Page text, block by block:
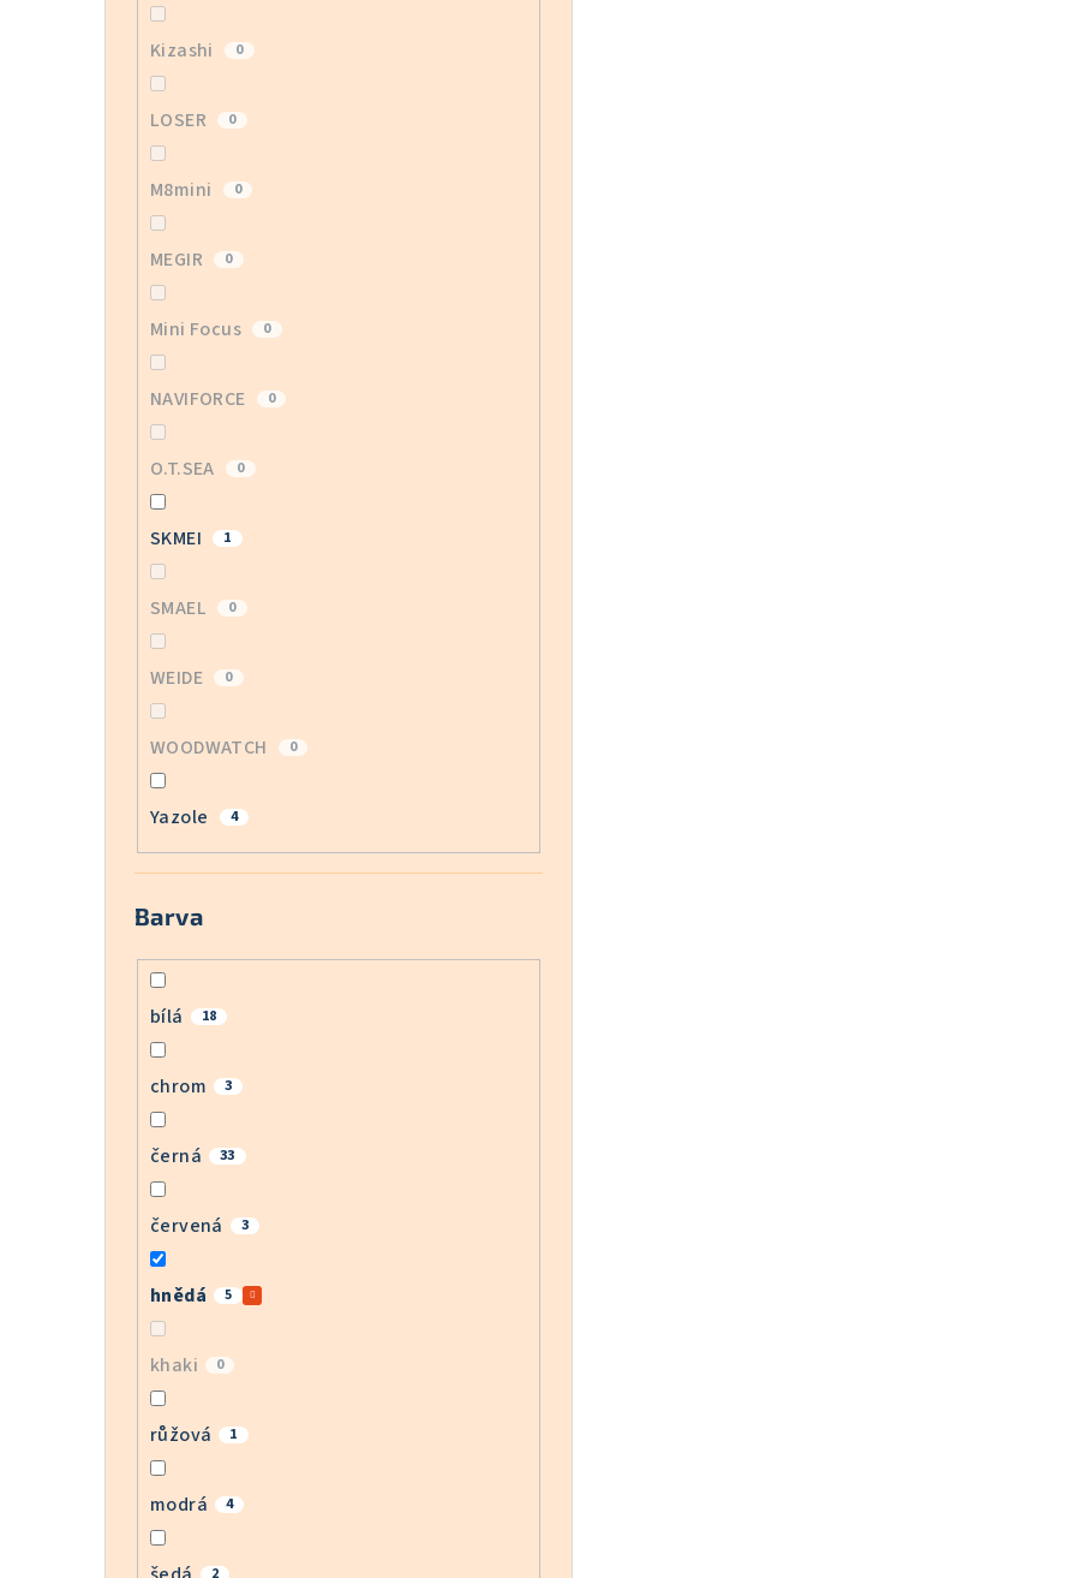
Kizashi 0
LOSER 0
M8mini 0
MEGIR 0
Mini Focus 0
NAVIFORCE 0
O.T.SEA 0
SKMEI 1
SMAEL 0
WEIDE 0
WOODWATCH 0
Yazole 4
Barva
bílá 18
chrom 3
černá 33
červená 3
hnědá 5
khaki 0
růžová 1
modrá 4
2